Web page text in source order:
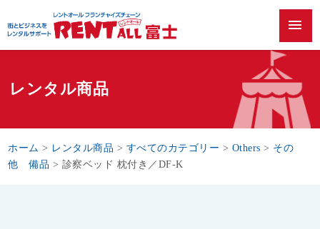
menu
レンタル商品
ホーム > レンタル商品 > すべてのカテゴリー > Others > その
他 備品 > 診察ベッド 枕付き／DF-K